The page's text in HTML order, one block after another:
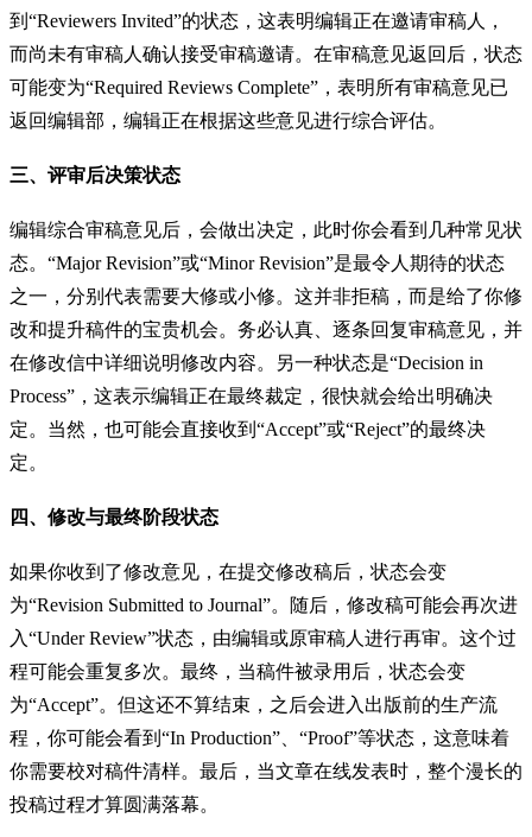
到“Reviewers Invited”的状态，这表明编辑正在邀请审稿人，
而尚未有审稿人确认接受审稿邀请。在审稿意见返回后，状态
可能变为“Required Reviews Complete”，表明所有审稿意见已
返回编辑部，编辑正在根据这些意见进行综合评估。
三、评审后决策状态
编辑综合审稿意见后，会做出决定，此时你会看到几种常见状
态。“Major Revision”或“Minor Revision”是最令人期待的状态
之一，分别代表需要大修或小修。这并非拒稿，而是给了你修
改和提升稿件的宝贵机会。务必认真、逐条回复审稿意见，并
在修改信中详细说明修改内容。另一种状态是“Decision in
Process”，这表示编辑正在最终裁定，很快就会给出明确决
定。当然，也可能会直接收到“Accept”或“Reject”的最终决
定。
四、修改与最终阶段状态
如果你收到了修改意见，在提交修改稿后，状态会变
为“Revision Submitted to Journal”。随后，修改稿可能会再次进
入“Under Review”状态，由编辑或原审稿人进行再审。这个过
程可能会重复多次。最终，当稿件被录用后，状态会变
为“Accept”。但这还不算结束，之后会进入出版前的生产流
程，你可能会看到“In Production”、“Proof”等状态，这意味着
你需要校对稿件清样。最后，当文章在线发表时，整个漫长的
投稿过程才算圆满落幕。